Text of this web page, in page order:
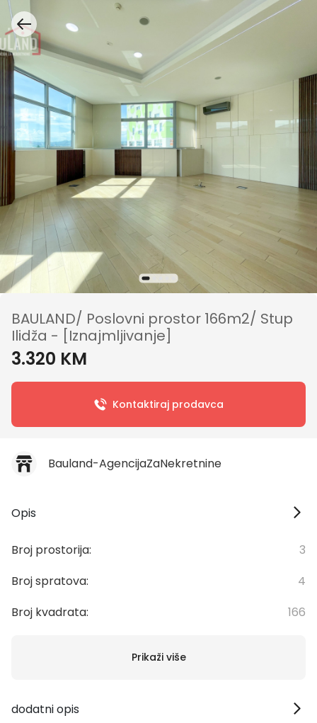
BAULAND/ Poslovni prostor 166m2/ Stup
Ilidža - [Iznajmljivanje]
3.320 KM
Kontaktiraj prodavca
Bauland-AgencijaZaNekretnine
Opis
Broj prostorija:
3
Broj spratova:
4
Broj kvadrata:
166
Prikaži više
dodatni opis